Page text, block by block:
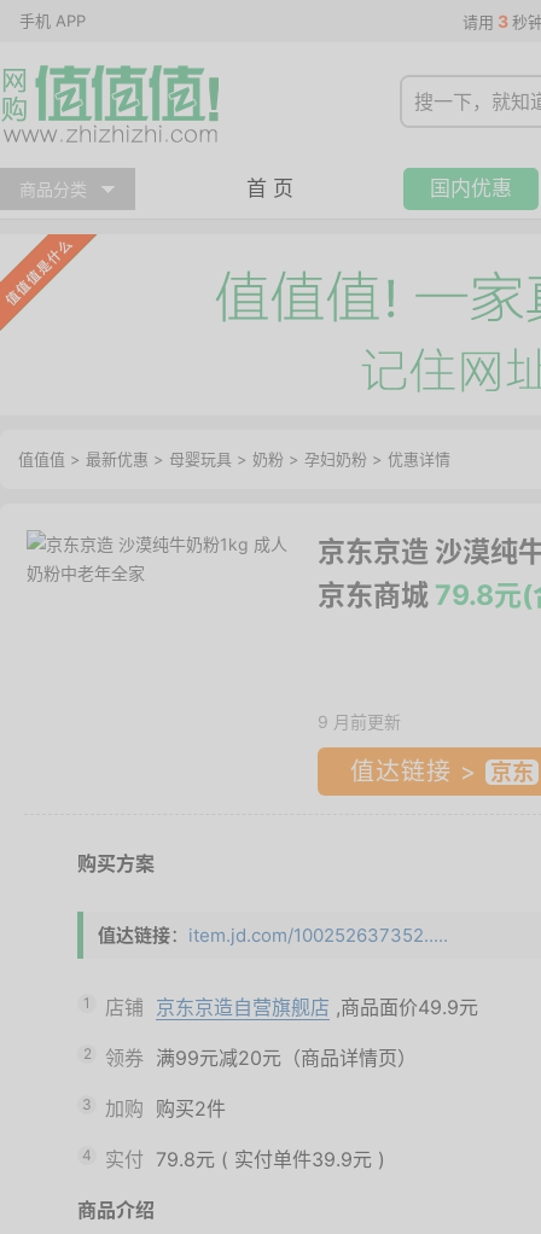
手机 APP 请用 3 秒
商品分类 首 页 国内优惠
值值值 > 最新优惠 > 母婴玩具 > 奶粉 > 孕妇奶粉 > 优惠详情
京东京造 沙漠纯
京东商城 79.8元
9 月前更新
值达链接 >
购买方案
值达链接： item.jd.com/100252637352.....
1 店铺 京东京造自营旗舰店 ,商品面价49.9元
2 领券 满99元减20元（商品详情页）
3 加购 购买2件
4 实付 79.8元 ( 实付单件39.9元 )
商品介绍